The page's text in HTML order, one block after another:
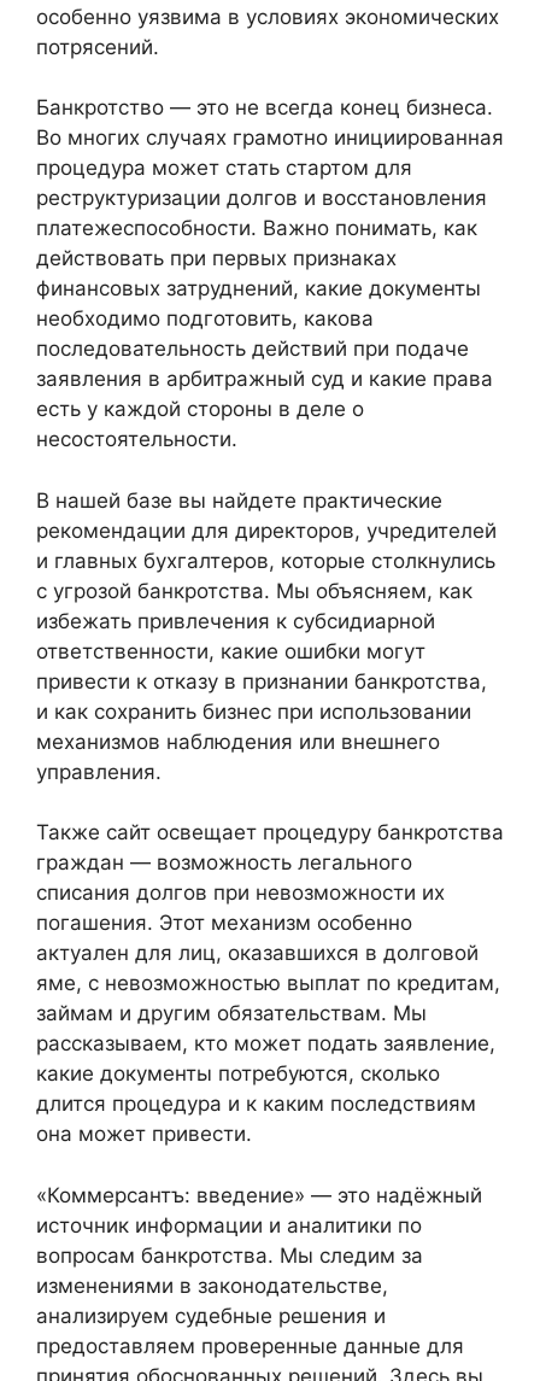
особенно уязвима в условиях экономических
потрясений.
Банкротство — это не всегда конец бизнеса.
Во многих случаях грамотно инициированная
процедура может стать стартом для
реструктуризации долгов и восстановления
платежеспособности. Важно понимать, как
действовать при первых признаках
финансовых затруднений, какие документы
необходимо подготовить, какова
последовательность действий при подаче
заявления в арбитражный суд и какие права
есть у каждой стороны в деле о
несостоятельности.
В нашей базе вы найдете практические
рекомендации для директоров, учредителей
и главных бухгалтеров, которые столкнулись
с угрозой банкротства. Мы объясняем, как
избежать привлечения к субсидиарной
ответственности, какие ошибки могут
привести к отказу в признании банкротства,
и как сохранить бизнес при использовании
механизмов наблюдения или внешнего
управления.
Также сайт освещает процедуру банкротства
граждан — возможность легального
списания долгов при невозможности их
погашения. Этот механизм особенно
актуален для лиц, оказавшихся в долговой
яме, с невозможностью выплат по кредитам,
займам и другим обязательствам. Мы
рассказываем, кто может подать заявление,
какие документы потребуются, сколько
длится процедура и к каким последствиям
она может привести.
«Коммерсантъ: введение» — это надёжный
источник информации и аналитики по
вопросам банкротства. Мы следим за
изменениями в законодательстве,
анализируем судебные решения и
предоставляем проверенные данные для
принятия обоснованных решений. Здесь вы